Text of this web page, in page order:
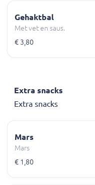
Gehaktbal
Met vet en saus.
€ 3,80
Extra snacks
Extra snacks
Mars
Mars
€ 1,80